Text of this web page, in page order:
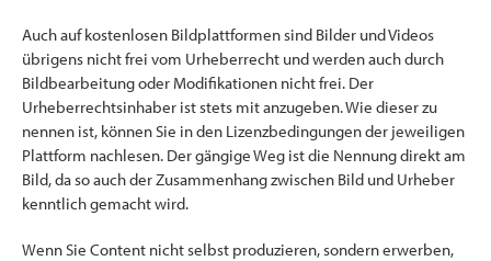
Auch auf kostenlosen Bildplattformen sind Bilder und Videos
übrigens nicht frei vom Urheberrecht und werden auch durch
Bildbearbeitung oder Modifikationen nicht frei. Der
Urheberrechtsinhaber ist stets mit anzugeben. Wie dieser zu
nennen ist, können Sie in den Lizenzbedingungen der jeweiligen
Plattform nachlesen. Der gängige Weg ist die Nennung direkt am
Bild, da so auch der Zusammenhang zwischen Bild und Urheber
kenntlich gemacht wird.
Wenn Sie Content nicht selbst produzieren, sondern erwerben,